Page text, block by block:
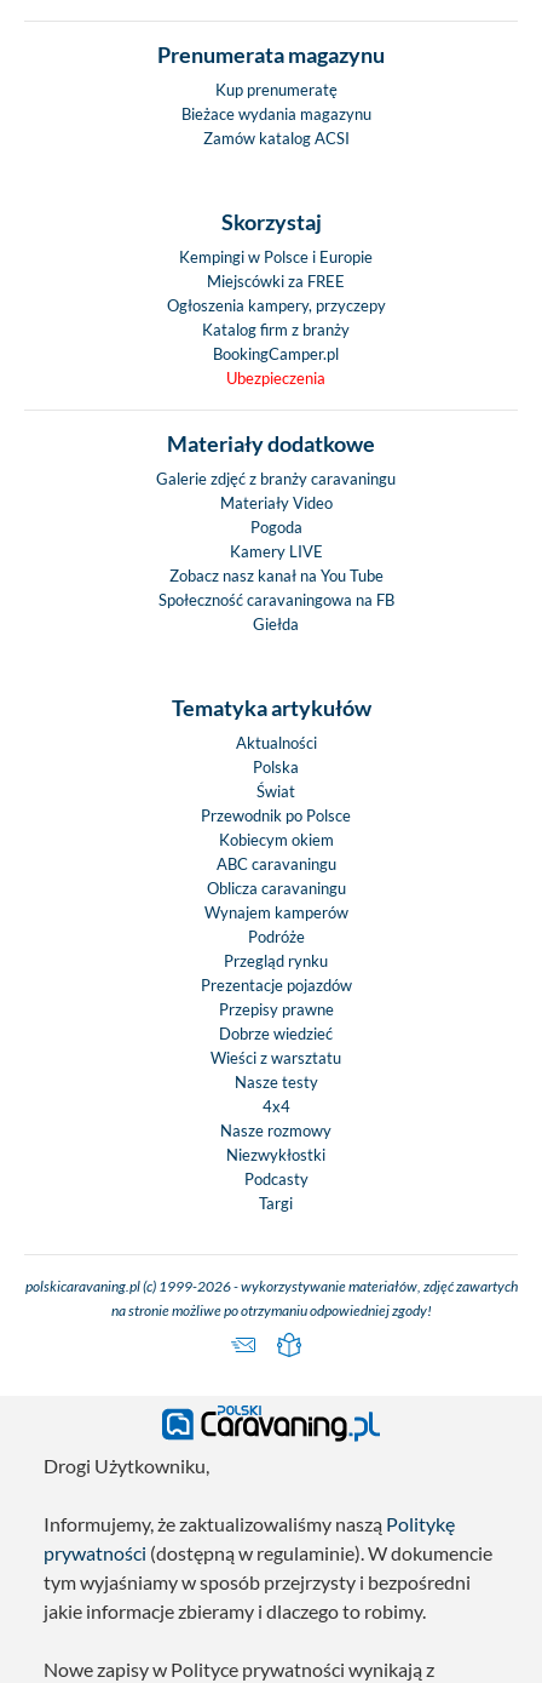
Prenumerata magazynu
Kup prenumeratę
Bieżace wydania magazynu
Zamów katalog ACSI
Skorzystaj
Kempingi w Polsce i Europie
Miejscówki za FREE
Ogłoszenia kampery, przyczepy
Katalog firm z branży
BookingCamper.pl
Ubezpieczenia
Materiały dodatkowe
Galerie zdjęć z branży caravaningu
Materiały Video
Pogoda
Kamery LIVE
Zobacz nasz kanał na You Tube
Społeczność caravaningowa na FB
Giełda
Tematyka artykułów
Aktualności
Polska
Świat
Przewodnik po Polsce
Kobiecym okiem
ABC caravaningu
Oblicza caravaningu
Wynajem kamperów
Podróże
Przegląd rynku
Prezentacje pojazdów
Przepisy prawne
Dobrze wiedzieć
Wieści z warsztatu
Nasze testy
4x4
Nasze rozmowy
Niezwykłostki
Podcasty
Targi
polskicaravaning.pl (c) 1999-2026 - wykorzystywanie materiałów, zdjęć zawartych
na stronie możliwe po otrzymaniu odpowiedniej zgody!
Drogi Użytkowniku,
Informujemy, że zaktualizowaliśmy naszą Politykę
prywatności (dostępną w regulaminie). W dokumencie
tym wyjaśniamy w sposób przejrzysty i bezpośredni
jakie informacje zbieramy i dlaczego to robimy.
Nowe zapisy w Polityce prywatności wynikają z